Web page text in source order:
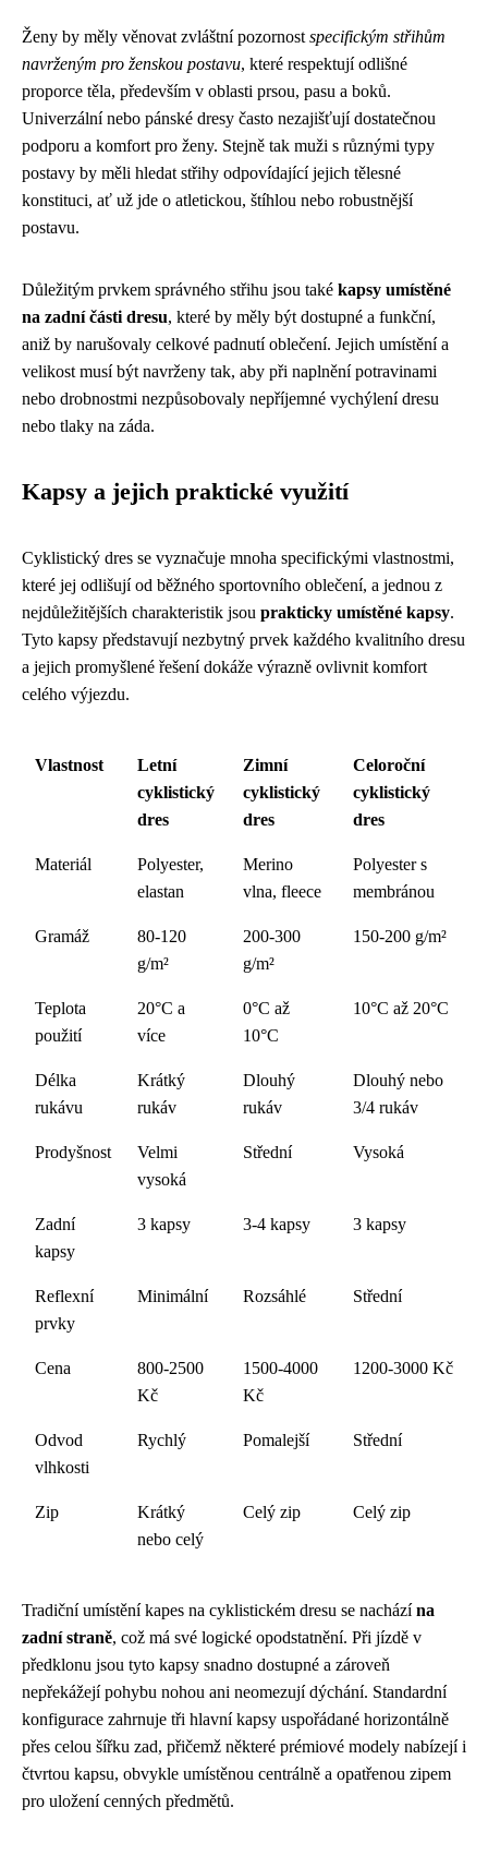
Ženy by měly věnovat zvláštní pozornost specifickým střihům
navrženým pro ženskou postavu, které respektují odlišné
proporce těla, především v oblasti prsou, pasu a boků.
Univerzální nebo pánské dresy často nezajišťují dostatečnou
podporu a komfort pro ženy. Stejně tak muži s různými typy
postavy by měli hledat střihy odpovídající jejich tělesné
konstituci, ať už jde o atletickou, štíhlou nebo robustnější
postavu.
Důležitým prvkem správného střihu jsou také kapsy umístěné
na zadní části dresu, které by měly být dostupné a funkční,
aniž by narušovaly celkové padnutí oblečení. Jejich umístění a
velikost musí být navrženy tak, aby při naplnění potravinami
nebo drobnostmi nezpůsobovaly nepříjemné vychýlení dresu
nebo tlaky na záda.
Kapsy a jejich praktické využití
Cyklistický dres se vyznačuje mnoha specifickými vlastnostmi,
které jej odlišují od běžného sportovního oblečení, a jednou z
nejdůležitějších charakteristik jsou prakticky umístěné kapsy.
Tyto kapsy představují nezbytný prvek každého kvalitního dresu
a jejich promyšlené řešení dokáže výrazně ovlivnit komfort
celého výjezdu.
Vlastnost
Letní
cyklistický
dres
Zimní
cyklistický
dres
Celoroční
cyklistický
dres
Materiál
Polyester,
elastan
Merino
vlna, fleece
Polyester s
membránou
Gramáž
80-120
g/m²
200-300
g/m²
150-200 g/m²
Teplota
použití
20°C a
více
0°C až
10°C
10°C až 20°C
Délka
rukávu
Krátký
rukáv
Dlouhý
rukáv
Dlouhý nebo
3/4 rukáv
Prodyšnost
Velmi
vysoká
Střední Vysoká
Zadní
kapsy
3 kapsy 3-4 kapsy 3 kapsy
Reflexní
prvky
Minimální Rozsáhlé Střední
Cena
800-2500
Kč
1500-4000
Kč
1200-3000 Kč
Odvod
vlhkosti
Rychlý Pomalejší Střední
Zip
Krátký
nebo celý
Celý zip Celý zip
Tradiční umístění kapes na cyklistickém dresu se nacházína
zadní straně, což má své logické opodstatnění. Při jízdě v
předklonu jsou tyto kapsy snadno dostupné a zároveň
nepřekážejí pohybu nohou ani neomezují dýchání. Standardní
konfigurace zahrnuje tři hlavní kapsy uspořádané horizontálně
přes celou šířku zad, přičemž některé prémiové modely nabízejí i
čtvrtou kapsu, obvykle umístěnou centrálně a opatřenou zipem
pro uložení cenných předmětů.